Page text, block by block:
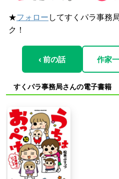
★フォロー してすくパラ事務
ク！
‹ 前の話 作家
すくパラ事務局さんの電子書籍